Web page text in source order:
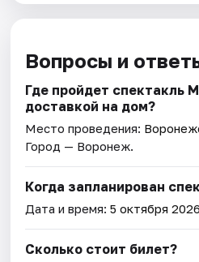
Вопросы и
Где пройдет спектакль
доставкой на дом?
Место проведения:
Город — Воронеж.
Когда запланирован
Дата и время:5 октября 2026
Сколько стоит билет?